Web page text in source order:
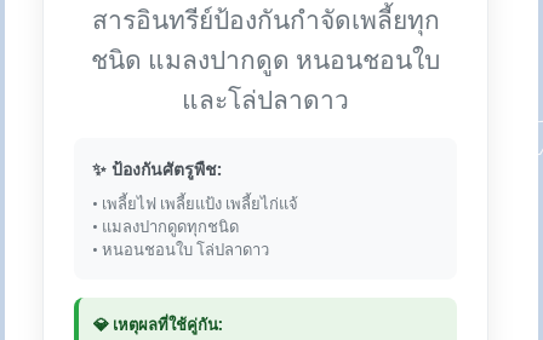
สารอินทรีย์ป้องกันกำจัดเพลี้ยทุก
ชนิด แมลงปากดูด หนอนชอนใบ
และโล่ปลาดาว
✨ ป้องกันศัตรูพืช:
• เพลี้ยไฟ เพลี้ยแป้ง เพลี้ยไก่แจ้
• แมลงปากดูดทุกชนิด
• หนอนชอนใบ โล่ปลาดาว
💎 เหตุผลที่ใช้คู่กัน: